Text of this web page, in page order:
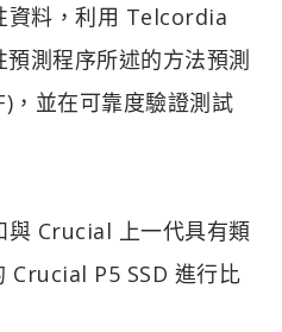
資料，利用 Telcordia
測程序所述的方法預測
，並在可靠度驗證測試
與 Crucial 上一代具有類
Crucial P5 SSD 進行比